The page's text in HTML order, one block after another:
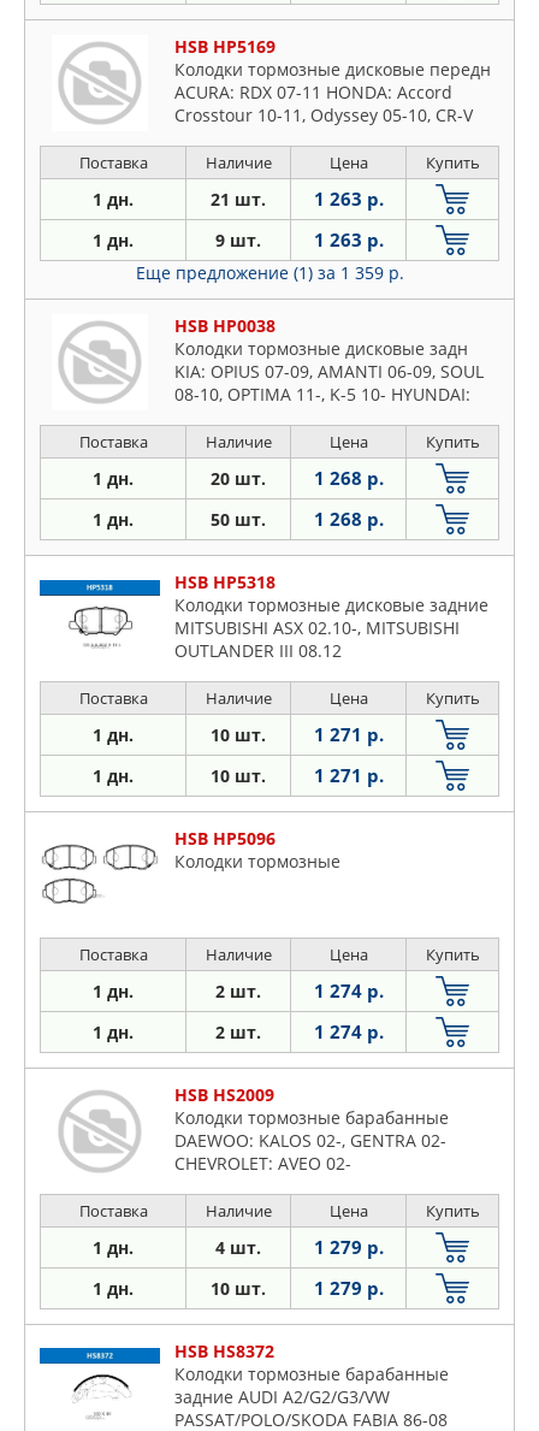
HSB HP5169
Колодки тормозные дисковые передн
ACURA: RDX 07-11 HONDA: Accord
Crosstour 10-11, Odyssey 05-10, CR-V
Поставка Наличие Цена Купить
1 дн. 21 шт. 1 263 р.
1 дн. 9 шт. 1 263 р.
Еще предложение (1) за 1 359 р.
HSB HP0038
Колодки тормозные дисковые задн
KIA: OPIUS 07-09, AMANTI 06-09, SOUL
08-10, OPTIMA 11-, K-5 10- HYUNDAI:
Поставка Наличие Цена Купить
1 дн. 20 шт. 1 268 р.
1 дн. 50 шт. 1 268 р.
HSB HP5318
Колодки тормозные дисковые задние
MITSUBISHI ASX 02.10-, MITSUBISHI
OUTLANDER III 08.12
Поставка Наличие Цена Купить
1 дн. 10 шт. 1 271 р.
1 дн. 10 шт. 1 271 р.
HSB HP5096
Колодки тормозные
Поставка Наличие Цена Купить
1 дн. 2 шт. 1 274 р.
1 дн. 2 шт. 1 274 р.
HSB HS2009
Колодки тормозные барабанные
DAEWOO: KALOS 02-, GENTRA 02-
CHEVROLET: AVEO 02-
Поставка Наличие Цена Купить
1 дн. 4 шт. 1 279 р.
1 дн. 10 шт. 1 279 р.
HSB HS8372
Колодки тормозные барабанные
задние AUDI A2/G2/G3/VW
PASSAT/POLO/SKODA FABIA 86-08